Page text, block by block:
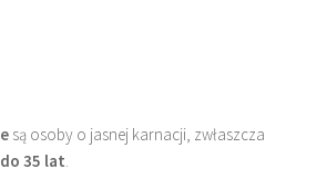
są osoby o jasnej karnacji, zwłaszcza
35 lat.